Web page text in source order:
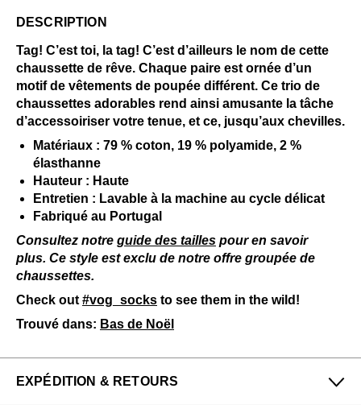
DESCRIPTION
Tag! C’est toi, la tag! C’est d’ailleurs le nom de cette
chaussette de rêve. Chaque paire est ornée d’un
motif de vêtements de poupée différent. Ce trio de
chaussettes adorables rend ainsi amusante la tâche
d’accessoiriser votre tenue, et ce, jusqu’aux chevilles.
Matériaux : 79 % coton, 19 % polyamide, 2 %
élasthanne
Hauteur : Haute
Entretien : Lavable à la machine au cycle délicat
Fabriqué au Portugal
Consultez notre guide des tailles pour en savoir
plus. Ce style est exclu de notre offre groupée de
chaussettes.
Check out #vog_socks to see them in the wild!
Trouvé dans: Bas de Noël
EXPÉDITION & RETOURS